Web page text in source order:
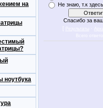
на
ноутбука
Не знаю, т.к
Спасибо за